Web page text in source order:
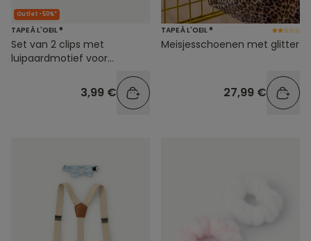
Outlet -50%*
TAPE À L'OEIL ®
Set van 2 clips met
luipaardmotief voor
3,99 €
TAPE À L'OEIL ®
Meisjesschoenen met glitter
27,99 €